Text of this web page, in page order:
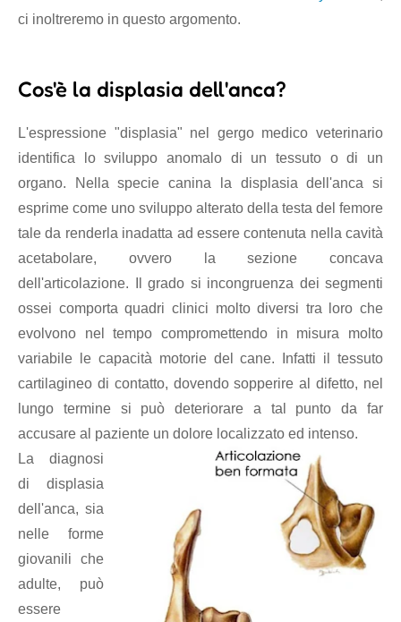
ci inoltreremo in questo argomento.
Cos'è la displasia dell'anca?
L'espressione "displasia" nel gergo medico veterinario
identifica lo sviluppo anomalo di un tessuto o di un
organo. Nella specie canina la displasia dell'anca si
esprime come uno sviluppo alterato della testa del femore
tale da renderla inadatta ad essere contenuta nella cavità
acetabolare, ovvero la sezione concava
dell'articolazione. Il grado si incongruenza dei segmenti
ossei comporta quadri clinici molto diversi tra loro che
evolvono nel tempo compromettendo in misura molto
variabile le capacità motorie del cane. Infatti il tessuto
cartilagineo di contatto, dovendo sopperire al difetto, nel
lungo termine si può deteriorare a tal punto da far
accusare al paziente un dolore localizzato ed intenso.
La diagnosi
di displasia
dell'anca, sia
nelle forme
giovanili che
adulte, può
essere